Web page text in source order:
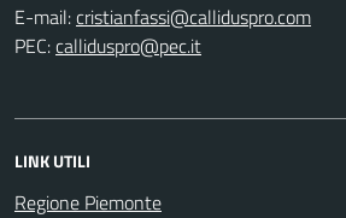
E-mail:
PEC:
LINK UTILI
Regione Piemonte